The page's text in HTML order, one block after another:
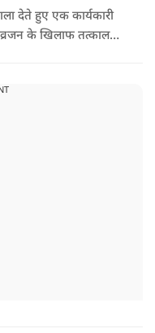
देते हुए एक कार्यकारी
के खिलाफ तत्काल